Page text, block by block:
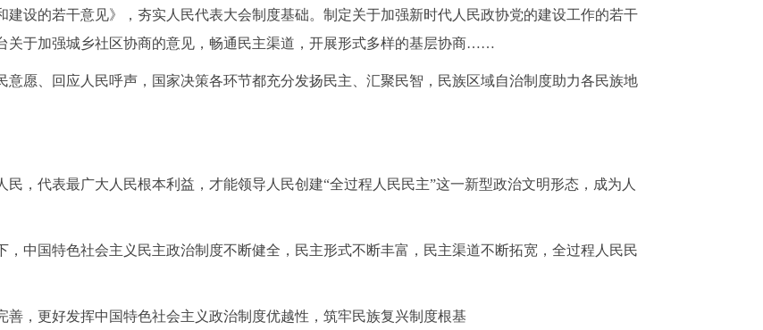
建设的若干意见》，夯实人民代表大会制度基础。制定关于加强新时代人民政协党的建设工作的若干
于加强城乡社区协商的意见，畅通民主渠道，开展形式多样的基层协商……
愿、回应人民呼声，国家决策各环节都充分发扬民主、汇聚民智，民族区域自治制度助力各民族地
，代表最广大人民根本利益，才能领导人民创建“全过程人民民主”这一新型政治文明形态，成为人
中国特色社会主义民主政治制度不断健全，民主形式不断丰富，民主渠道不断拓宽，全过程人民民
，更好发挥中国特色社会主义政治制度优越性，筑牢民族复兴制度根基